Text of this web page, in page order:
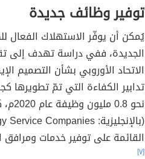
توفير وظائف جديدة
يُمكن أن يوفّر الاستهلاك الفعال
الجديدة، ففي دراسة تهدف إلى
الاتحاد الأوروبي بشأن التصميم
تدابير الكفاءة التي تمّ تطويرها
نحو
القائمة على توفير خدمات
[٧]